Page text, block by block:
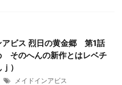
アビス 烈日の黄金郷 第1話
そのへんの新作とはレベチ
）
メイドインアビス